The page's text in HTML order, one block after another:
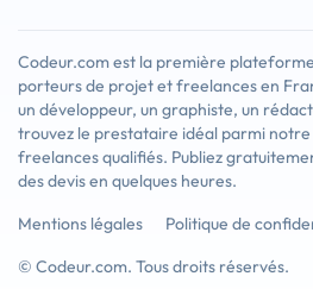
Codeur.com est la première
porteurs de projet et freelances en
un développeur, un graphiste, un
trouvez le prestataire idéal parmi
freelances qualifiés. Publiez
des devis en quelques heures.
Mentions légales
Politique de
© Codeur.com. Tous droits réservés.